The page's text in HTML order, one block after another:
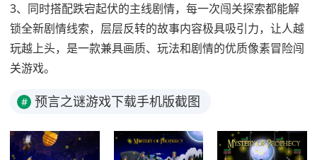
3、同时搭配跌宕起伏的主线剧情，每一次闯关探索都能解
锁全新剧情线索，层层反转的故事内容极具吸引力，让人越
玩越上头，是一款兼具画质、玩法和剧情的优质像素冒险闯
关游戏。
# 预言之谜游戏下载手机版截图